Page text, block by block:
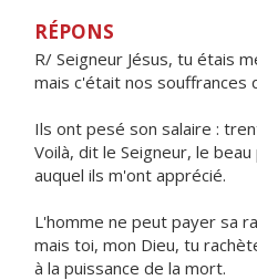
RÉPONS
R/ Seigneur Jésus, tu étais
mais c'était nos souffrances
Ils ont pesé son salaire :
Voilà, dit le Seigneur, le
auquel ils m'ont apprécié.
L'homme ne peut payer sa
mais toi, mon Dieu, tu
à la puissance de la mort.